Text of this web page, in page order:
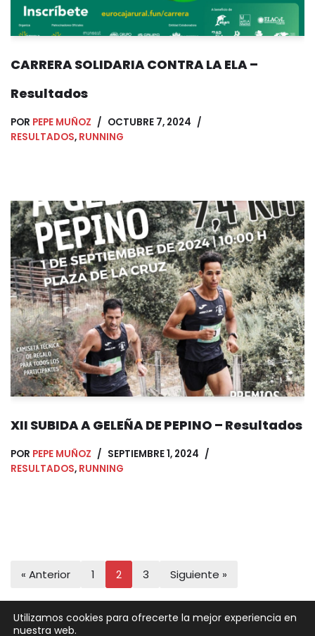
CARRERA SOLIDARIA CONTRA LA ELA –
Resultados
POR PEPE MUÑOZ
OCTUBRE 7, 2024
RESULTADOS, RUNNING
XII SUBIDA A GELEÑA DE PEPINO – Resultados
POR PEPE MUÑOZ
SEPTIEMBRE 1, 2024
RESULTADOS, RUNNING
« Anterior 1 2 3 Siguiente »
Utilizamos cookies para ofrecerte la mejor experiencia en
nuestra web.